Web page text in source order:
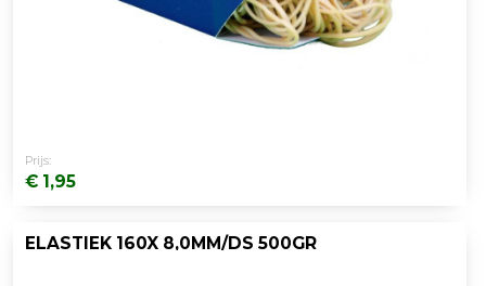
Prijs:
€ 1,95
ELASTIEK 160X 8,0MM/DS 500GR